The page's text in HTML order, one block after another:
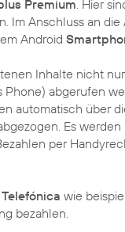
Premium. Hier
Im Anschluss an
Android
Inhalte nicht
Phone) abgerufen
automatisch über
Es werden
per
wie
bezahlen.